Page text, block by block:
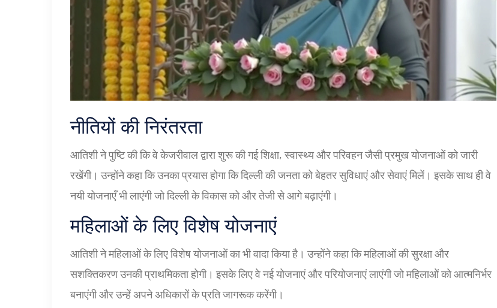
नीतियों की निरंतरता
आतिशी ने पुष्टि की कि वे केजरीवाल द्वारा शुरू की गई शिक्षा, स्वास्थ्य और परिवहन जैसी प्रमुख योजनाओं को जारी
रखेंगी। उन्होंने कहा कि उनका प्रयास होगा कि दिल्ली की जनता को बेहतर सुविधाएं और सेवाएं मिलें। इसके साथ ही वे
नयी योजनाएँ भी लाएंगी जो दिल्ली के विकास को और तेजी से आगे बढ़ाएंगी।
महिलाओं के लिए विशेष योजनाएं
आतिशी ने महिलाओं के लिए विशेष योजनाओं का भी वादा किया है। उन्होंने कहा कि महिलाओं की सुरक्षा और
सशक्तिकरण उनकी प्राथमिकता होगी। इसके लिए वे नई योजनाएं और परियोजनाएं लाएंगी जो महिलाओं को आत्मनिर्भर
बनाएंगी और उन्हें अपने अधिकारों के प्रति जागरूक करेंगी।